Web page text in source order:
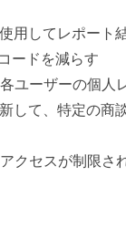
用してレポート
ードを減らす
ユーザーの個人
して、特定の商
クセスが制限さ